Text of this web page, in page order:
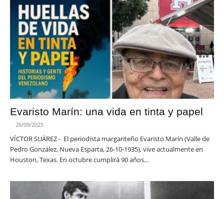
Evaristo Marín: una vida en tinta y papel
- 26/09/2025
VÍCTOR SUÁREZ - El periodista margariteño Evaristo Marín (Valle de
Pedro González, Nueva Esparta, 26-10-1935), vive actualmente en
Houston, Texas. En octubre cumplirá 90 años...